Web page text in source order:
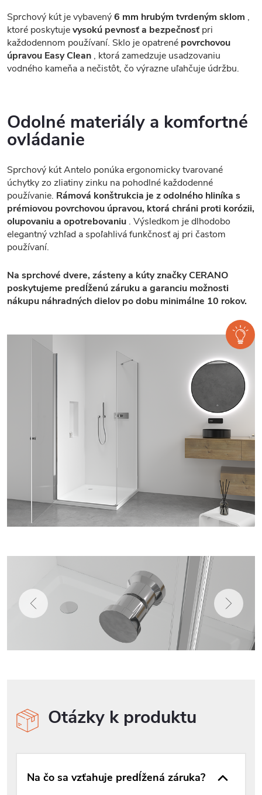
Sprchový kút je vybavený6 mm hrubým tvrdeným sklom ,
ktoré poskytujevysokú pevnosť a bezpečnosť pri
každodennom používaní. Sklo je opatrené povrchovou
úpravou Easy Clean , ktorá zamedzuje usadzovaniu
vodného kameňa a nečistôt, čo výrazne uľahčuje údržbu.
Odolné materiály a komfortné
ovládanie
Sprchový kút Antelo ponúka ergonomicky tvarované
úchytky zo zliatiny zinku na pohodlné každodenné
používanie. Rámová konštrukcia je z odolného hliníka s
prémiovou povrchovou úpravou, ktorá chráni proti korózii,
olupovaniu a opotrebovaniu . Výsledkom je dlhodobo
elegantný vzhľad a spoľahlivá funkčnosť aj pri častom
používaní.
Na sprchové dvere, zásteny a kúty značky CERANO
poskytujeme predĺženú záruku a garanciu možnosti
nákupu náhradných dielov po dobu minimálne 10 rokov.
Otázky k produktu
Na čo sa vzťahuje predĺžená záruka?